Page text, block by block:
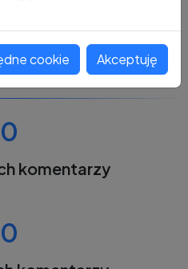
0
komentarzy
0
cookie Akceptuję